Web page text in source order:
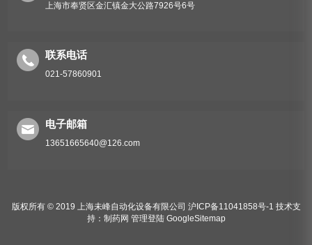
上海市奉贤区金汇镇金大公路7926号6号
联系电话
021-57860901
电子邮箱
13651665640@126.com
版权所有 © 2019 上海未峰自动化设备有限公司 沪ICP备11041858号-1 技术支
持： 制药网 管理登陆 GoogleSitemap